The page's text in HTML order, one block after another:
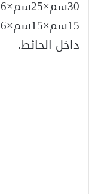
داخل الحائط.